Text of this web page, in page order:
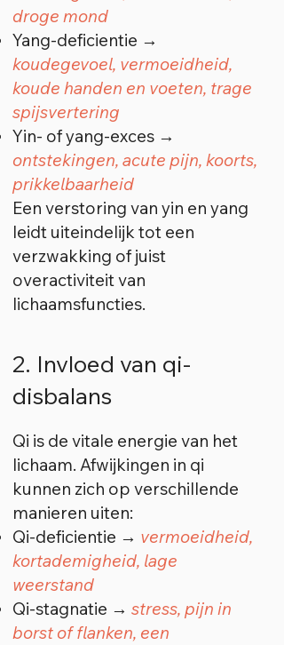
droge mond
Yang-deficientie →
koudegevoel, vermoeidheid,
koude handen en voeten, trage
spijsvertering
Yin- of yang-exces →
ontstekingen, acute pijn, koorts,
prikkelbaarheid
Een verstoring van yin en yang
leidt uiteindelijk tot een
verzwakking of juist
overactiviteit van
lichaamsfuncties.
2. Invloed van qi-
disbalans
Qi is de vitale energie van het
lichaam. Afwijkingen in qi
kunnen zich op verschillende
manieren uiten:
Qi-deficientie → vermoeidheid,
kortademigheid, lage
weerstand
Qi-stagnatie → stress, pijn in
borst of flanken, een